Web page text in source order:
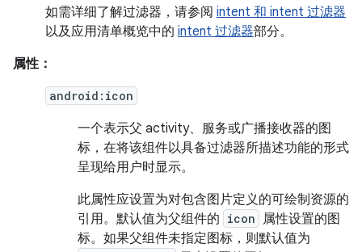
如需详细了解过滤器，请参阅 intent 和 intent 过滤器
以及应用清单概览中的 intent 过滤器部分。
属性：
android:icon
一个表示父 activity、服务或广播接收器的图
标，在将该组件以具备过滤器所描述功能的形式
呈现给用户时显示。
此属性应设置为对包含图片定义的可绘制资源的
引用。默认值为父组件的 icon 属性设置的图
标。如果父组件未指定图标，则默认值为